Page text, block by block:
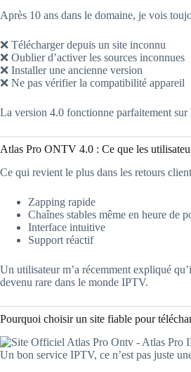
Après 10 ans dans le domaine, je vois
❌ Télécharger depuis un site inconnu
❌ Oublier d’activer les sources inconnues
❌ Installer une ancienne version
❌ Ne pas vérifier la compatibilité appareil
La version 4.0 fonctionne parfaitement
Atlas Pro ONTV 4.0 : Ce que les
Ce qui revient le plus dans les retours
Zapping rapide
Chaînes stables même en heure de
Interface intuitive
Support réactif
Un utilisateur m’a récemment expliqué
devenu rare dans le monde IPTV.
Pourquoi choisir un site fiable pour
Un bon service IPTV, ce n’est pas juste